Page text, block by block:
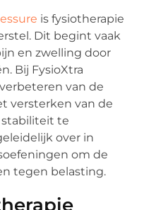
is fysiotherapie
Dit begint vaak
en zwelling door
Bij FysioXtra
van de
versterken van de
te
over in
om de
tegen belasting.